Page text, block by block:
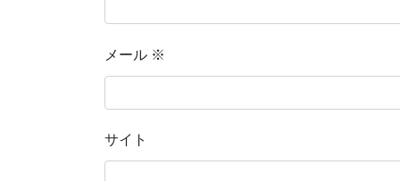
メール ※
サイト